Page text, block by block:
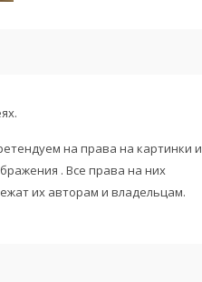
на права на картинки и
. Все права на них
их авторам и владельцам.